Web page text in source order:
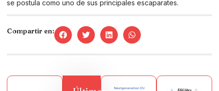
se postula como uno de sus principales escaparates.
Compartir en: